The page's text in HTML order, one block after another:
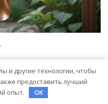
и
и другие технологии, чтобы
предоставить лучший
опыт.
OK